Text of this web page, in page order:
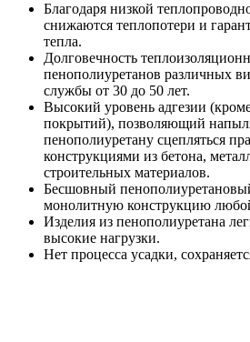
Благодаря низкой
снижаются теплопотери и
тепла.
Долговечность
пенополиуретанов различных
службы от 30 до 50 лет.
Высокий уровень адгезии
покрытий), позволяющий
пенополиуретану сцепляться
конструкциями из бетона,
строительных материалов.
Бесшовный
монолитную конструкцию
Изделия из пенополиуретана
высокие нагрузки.
Нет процесса усадки,